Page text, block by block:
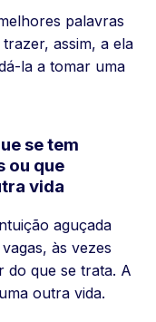
palavras
assim, a ela
la a tomar uma
se tem
ou que
vida
aguçada
às vezes
do que se trata. A
outra vida.